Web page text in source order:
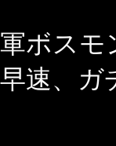
軍ボスモ
早速、ガ